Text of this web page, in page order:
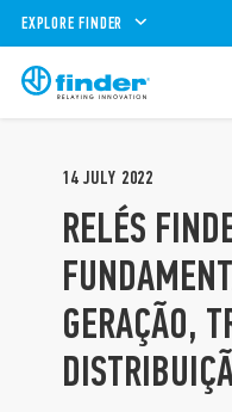
EXPLORE FINDER
14 JULY 2022
RELÉS
GERAÇÃO,